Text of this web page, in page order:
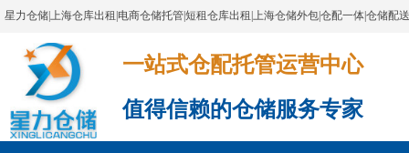
星力仓储|上海仓库出租|电商仓储托管|短租仓库出租|上海仓储外包|仓配一体|仓储配
一站式仓配托管运营中心​​​​​​​​​​​​​​​​​
值得信赖的仓储服务专家